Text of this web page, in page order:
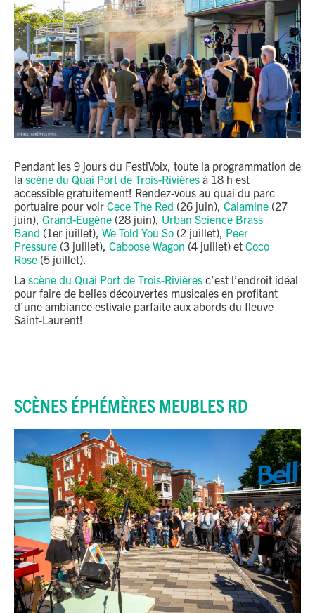
Pendant les 9 jours du FestiVoix, toute la programmation de
la scène du Quai Port de Trois-Rivières à 18 h est
accessible gratuitement! Rendez-vous au quai du parc
portuaire pour voir Cece The Red (26 juin), Calamine (27
juin), Grand-Eugène (28 juin), Urban Science Brass
Band (1er juillet), We Told You So (2 juillet), Peer
Pressure (3 juillet), Caboose Wagon (4 juillet) et Coco
Rose (5 juillet).
La scène du Quai Port de Trois-Rivières c’est l’endroit idéal
pour faire de belles découvertes musicales en profitant
d’une ambiance estivale parfaite aux abords du fleuve
Saint-Laurent!
SCÈNES ÉPHÉMÈRES MEUBLES RD